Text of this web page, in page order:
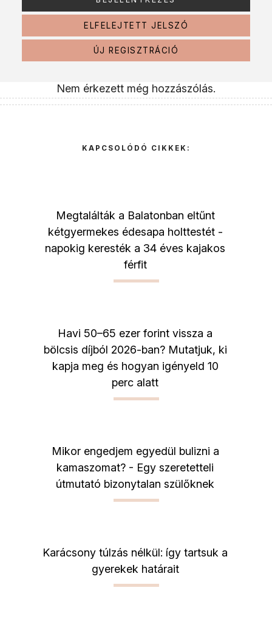
ELFELEJTETT JELSZÓ
ÚJ REGISZTRÁCIÓ
Nem érkezett még hozzászólás.
KAPCSOLÓDÓ CIKKEK:
Megtalálták a Balatonban eltűnt
kétgyermekes édesapa holttestét -
napokig keresték a 34 éves kajakos
férfit
Havi 50–65 ezer forint vissza a
bölcsis díjból 2026-ban? Mutatjuk, ki
kapja meg és hogyan igényeld 10
perc alatt
Mikor engedjem egyedül bulizni a
kamaszomat? - Egy szeretetteli
útmutató bizonytalan szülőknek
Karácsony túlzás nélkül: így tartsuk a
gyerekek határait